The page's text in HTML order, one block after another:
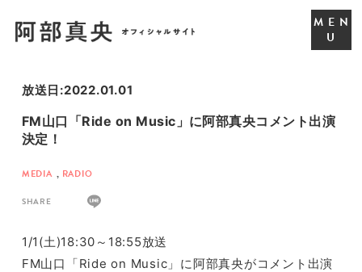
放送日:2022.01.01
FM山口「Ride on Music」に阿部真央コメント出演
決定！
MEDIA, RADIO
SHARE
1/1(土)18:30～18:55放送
FM山口「Ride on Music」 に阿部真央がコメント出演